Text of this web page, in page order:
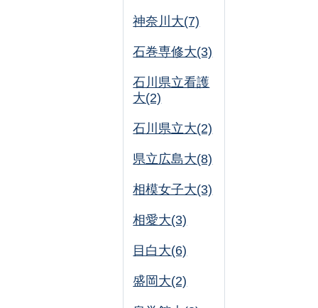
神奈川大(7)
石巻専修大(3)
石川県立看護
大(2)
石川県立大(2)
県立広島大(8)
相模女子大(3)
相愛大(3)
目白大(6)
盛岡大(2)